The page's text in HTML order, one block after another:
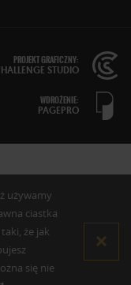
PROJEKT GRAFICZNY:
STUDIO
WDROŻENIE:
PAGEPRO
używamy
ciastka
że jak
się nie